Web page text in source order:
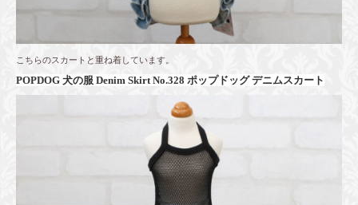
こちらのスカートと重ね着しています。
POPDOG 犬の服 Denim Skirt No.328 ポップドッグ デニムスカート